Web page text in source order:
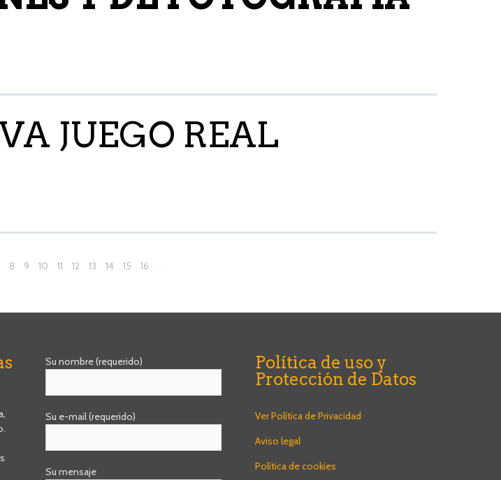
JUEGO REAL
8 9 10 11 12 13 14 15 16
Su nombre (requerido)
Su e-mail (requerido)
Su mensaje
Política de uso y
Protección de Datos
Ver Política de Privacidad
Aviso legal
Política de cookies